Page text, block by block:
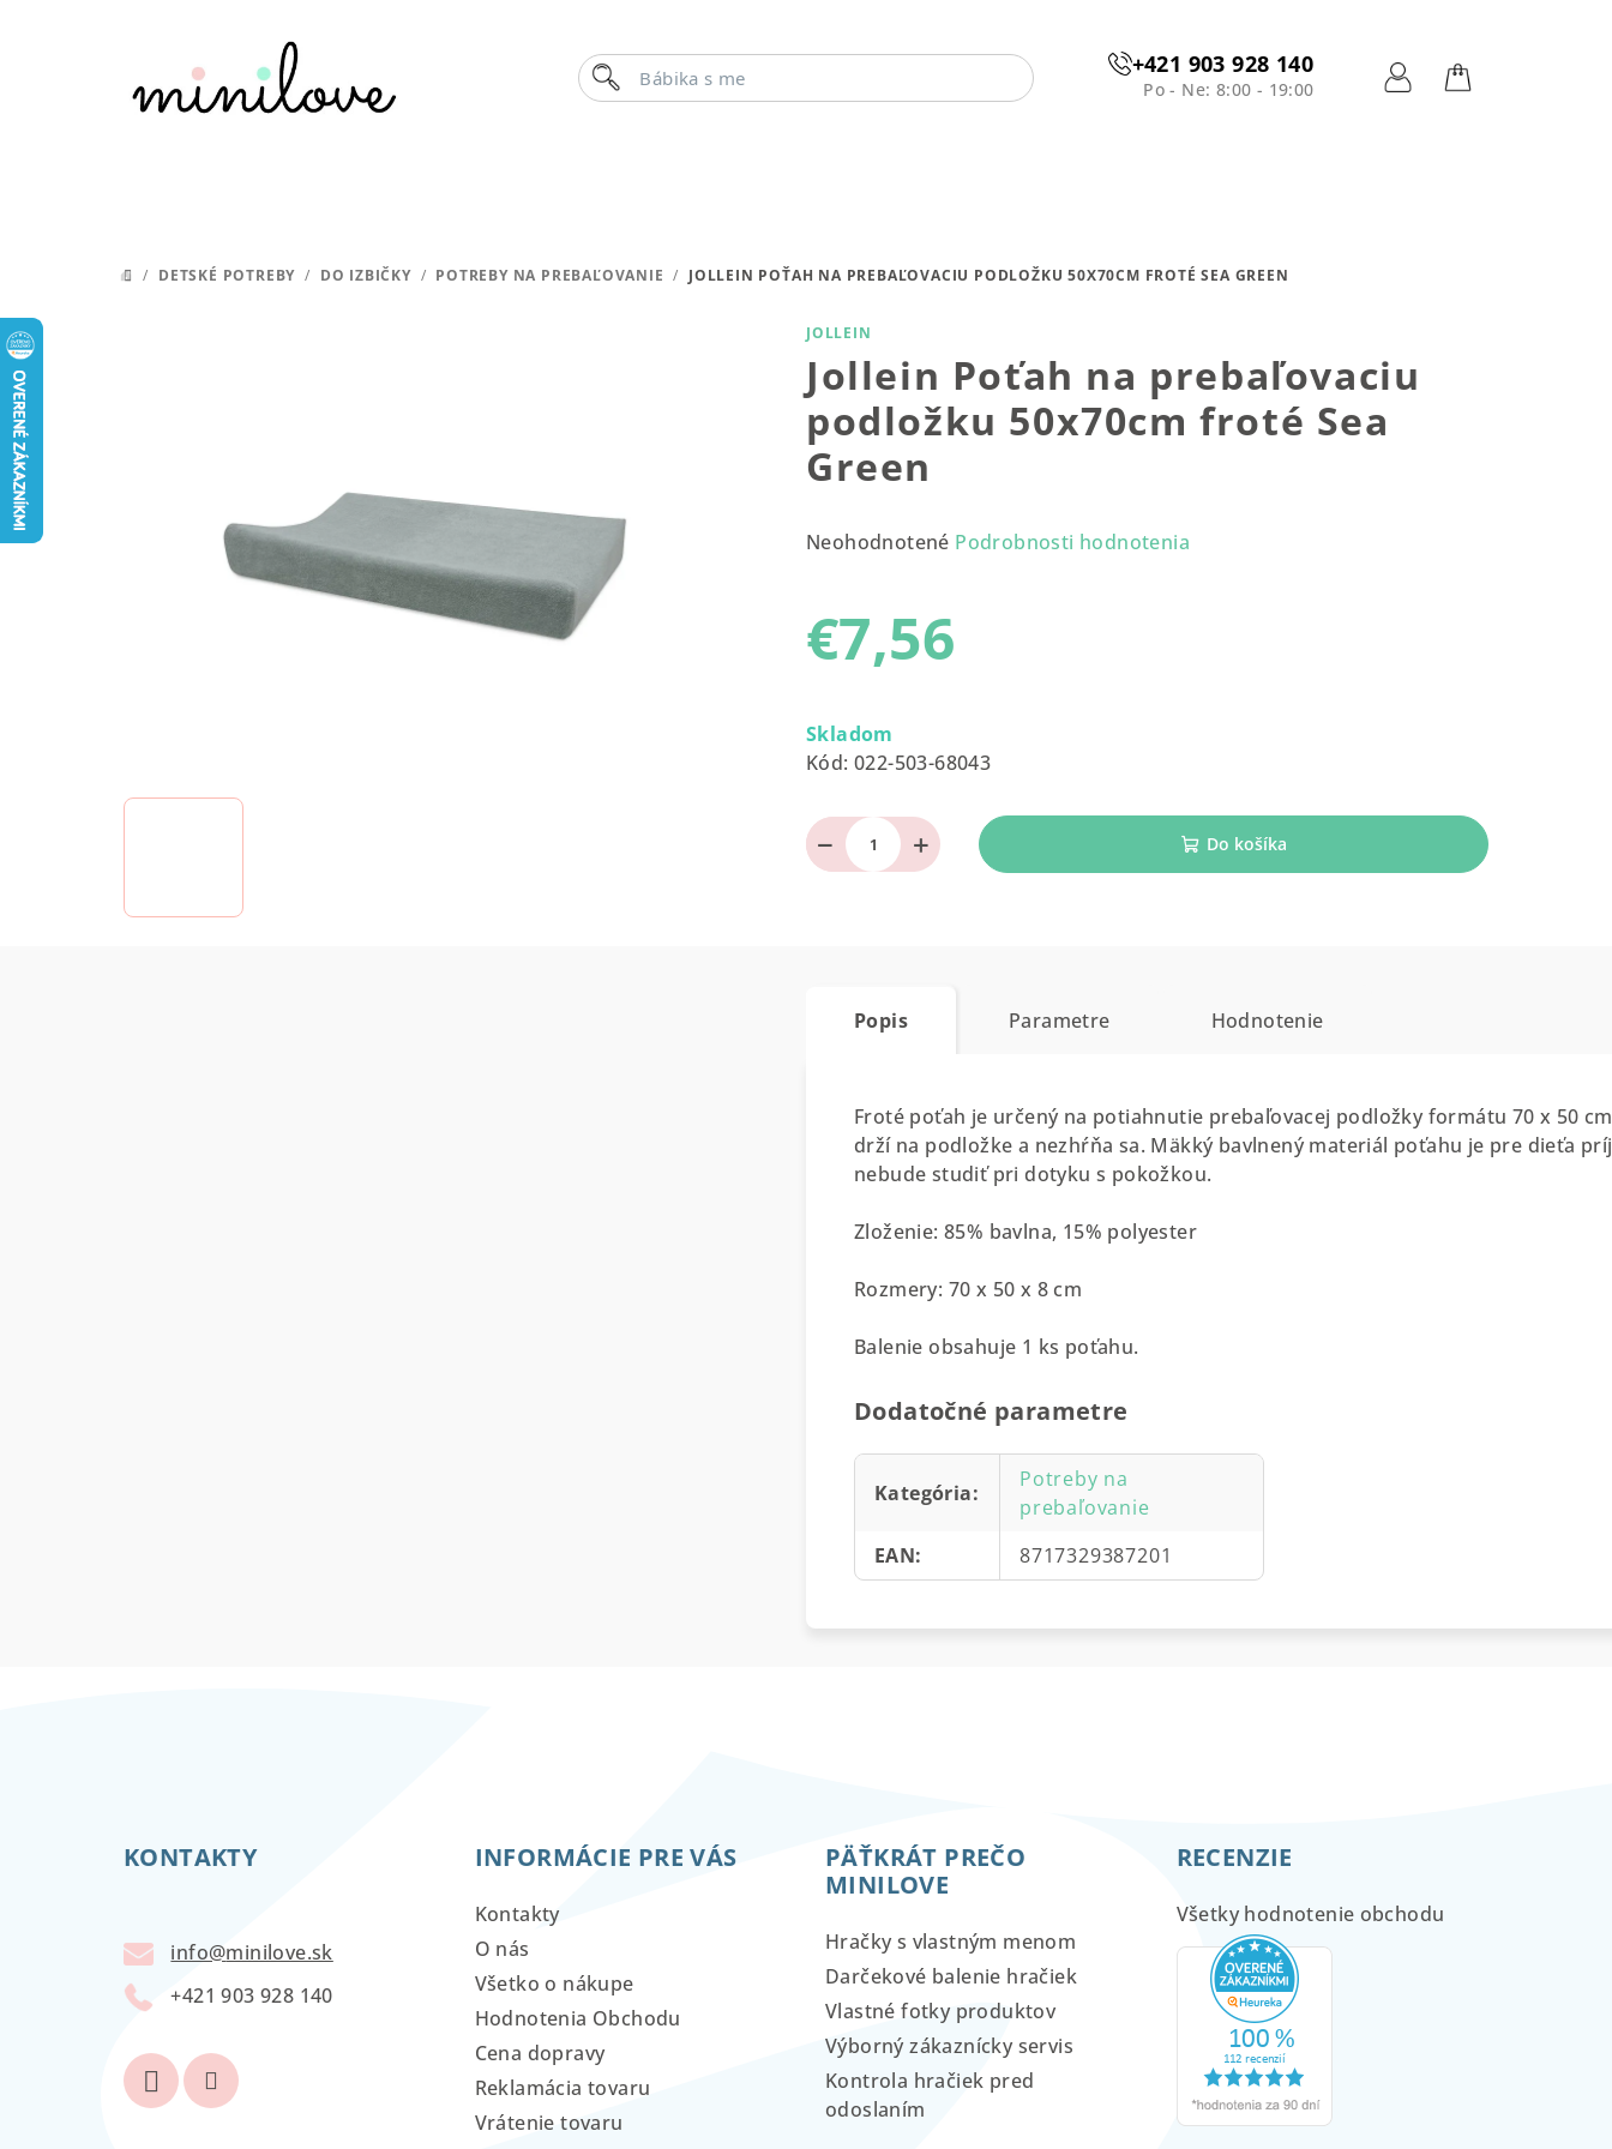
Bábika s meno
Hľadať +421 903 928 140
Po - Ne: 8:00 - 19:00
DOMOV
/ DETSKÉ POTREBY / DO IZBIČKY / POTREBY NA PREBAĽOVANIE / JOLLEIN POŤAH NA PREBAĽOVACIU PODLOŽKU 50X70CM FROTÉ SEA GREEN
JOLLEIN
Jollein Poťah na prebaľovaciu
podložku 50x70cm froté Sea
Green
Priemerné
je
0,0
hviezdičiek.
Neohodnotené Podrobnosti hodnotenia
€7,56
cena:
Skladom
Kód: 022-503-68043
+
− Do košíka
Popis Parametre Hodnotenie
Froté poťah je určený na potiahnutie prebaľovacej podložky formátu 70 x 50
drží na podložke a nezhŕňa sa. Mäkký bavlnený materiál poťahu je pre dieťa
nebude studiť pri dotyku s pokožkou.
Zloženie: 85% bavlna, 15% polyester
Rozmery: 70 x 50 x 8 cm
Balenie obsahuje 1 ks poťahu.
Dodatočné parametre
Kategória:
Potreby na
prebaľovanie
EAN: 8717329387201
KONTAKTY
info@minilove.sk
+421 903 928 140
INFORMÁCIE PRE VÁS
Kontakty
O nás
Všetko o nákupe
Hodnotenia Obchodu
Cena dopravy
Reklamácia tovaru
Vrátenie tovaru
PÄŤKRÁT PREČO
MINILOVE
Hračky s vlastným menom
Darčekové balenie hračiek
Vlastné fotky produktov
Výborný zákaznícky servis
Kontrola hračiek pred
odoslaním
RECENZIE
Všetky hodnotenie obchodu